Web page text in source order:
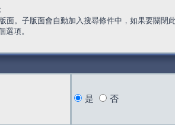
面。子版面會自動加入搜尋條件中，如果要關閉
選項。
是 否